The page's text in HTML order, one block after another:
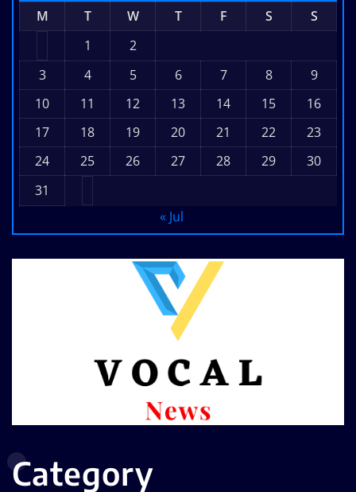
M
T W T F S
S
1
2
3
4 5 6 7 8
9
10
11 12 13 14 15
16
17
18 19 20 21 22
23
24
25 26 27 28 29
30
31
« Jul
Category